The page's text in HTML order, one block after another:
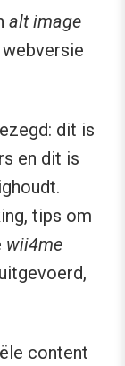
alt image
dit is
en dit is
tips om
wii4me
content